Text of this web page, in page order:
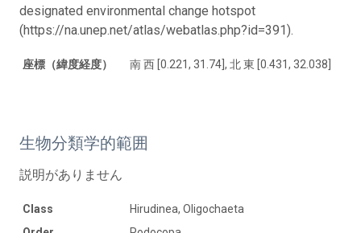
designated environmental change hotspot
(https://na.unep.net/atlas/webatlas.php?id=391).
座標（緯度経度） 南 西 [0.221, 31.74], 北 東 [0.431, 32.038]
生物分類学的範囲
説明がありません
Class
Hirudinea, Oligochaeta